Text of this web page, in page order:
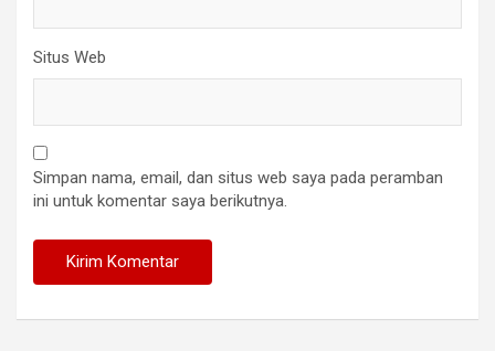
Situs Web
Simpan nama, email, dan situs web saya pada peramban
ini untuk komentar saya berikutnya.